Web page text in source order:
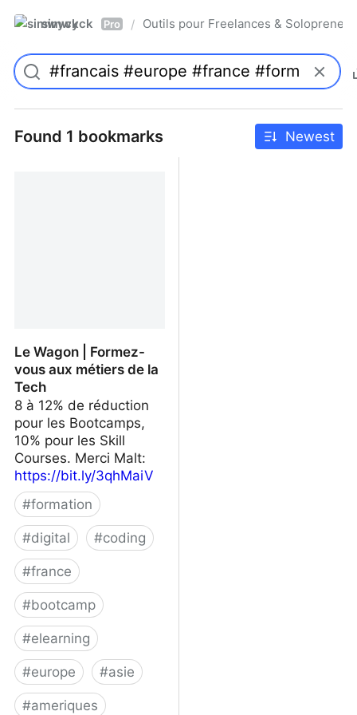
simwyck Pro / Outils pour Freelances &
Found 1 bookmarks Newest
Le Wagon | Formez-
vous aux métiers de la
Tech
8 à 12% de réduction
pour les Bootcamps,
10% pour les Skill
Courses. Merci Malt:
https://bit.ly/3qhMaiV
#formation
#digital #coding
#france
#bootcamp
#elearning
#europe #asie
#ameriques